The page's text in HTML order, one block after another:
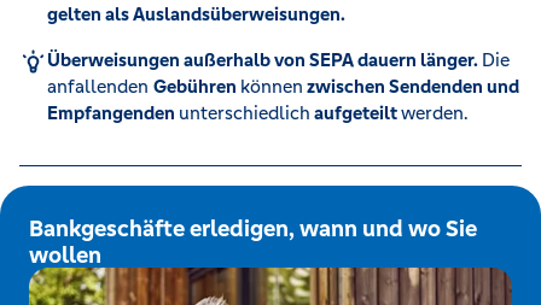
gelten als Auslandsüberweisungen.
Überweisungen außerhalb von SEPA dauern länger. Die
anfallenden Gebühren können zwischen Sendenden und
Empfangenden unterschiedlich aufgeteiltwerden.
Bankgeschäfte erledigen, wann und wo Sie
wollen